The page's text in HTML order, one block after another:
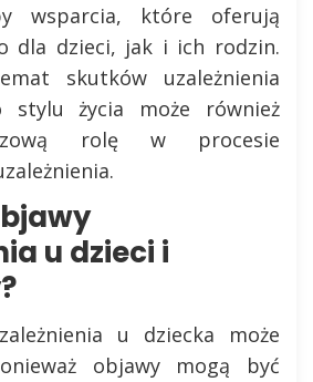
wsparcia, które oferują
dla dzieci, jak i ich rodzin.
skutków uzależnienia
stylu życia może również
rolę w procesie
u dzieci i
u dziecka może
objawy mogą być